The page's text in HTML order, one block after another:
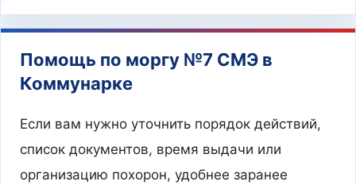
Помощь по моргу №7 СМЭ в
Коммунарке
Если вам нужно уточнить порядок действий,
список документов, время выдачи или
организацию похорон, удобнее заранее